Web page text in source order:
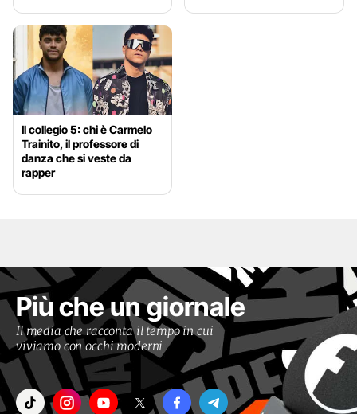
Il collegio 5: chi è Carmelo
Trainito, il professore di
danza che si veste da
rapper
Più che un giornale
Il media che racconta il tempo in cui
viviamo con occhi moderni